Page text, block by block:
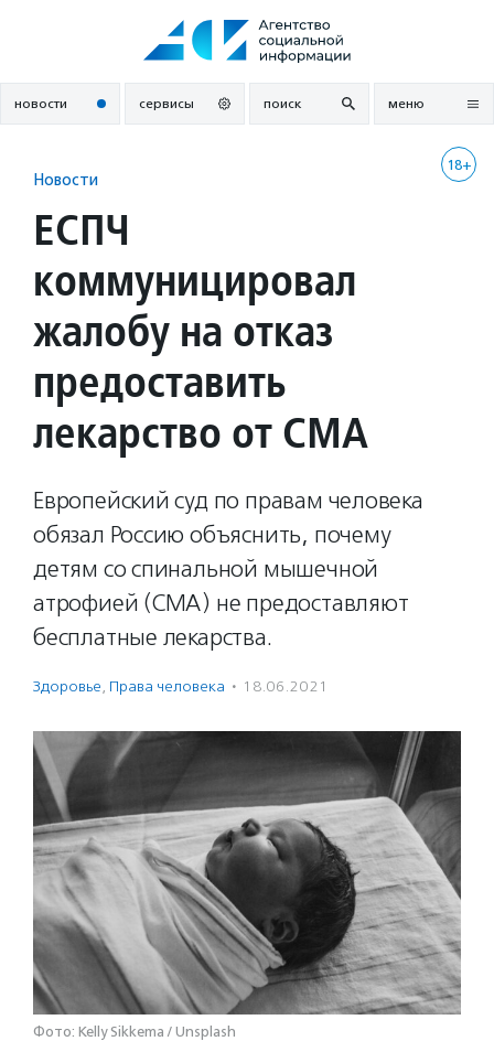
новости сервисы поиск меню
18+
Новости
ЕСПЧ
коммуницировал
жалобу на отказ
предоставить
лекарство от СМА
Европейский суд по правам человека
обязал Россию объяснить, почему
детям со спинальной мышечной
атрофией (СМА) не предоставляют
бесплатные лекарства.
Здоровье, Права человека · 18.06.2021
Фото: Kelly Sikkema / Unsplash